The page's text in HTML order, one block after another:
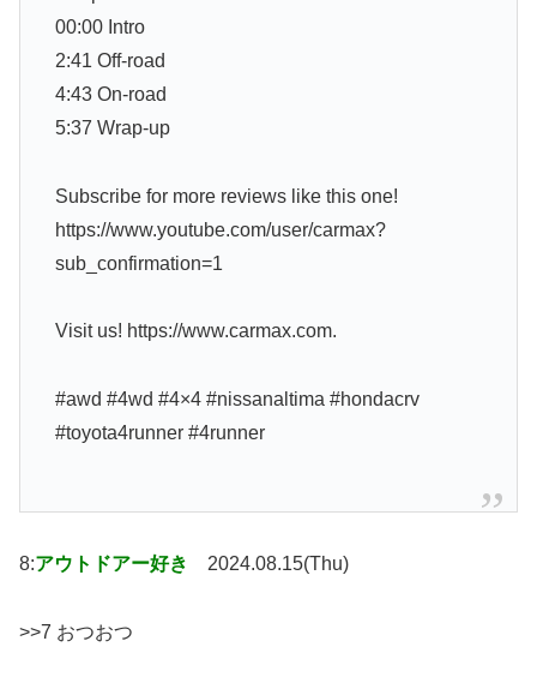
00:00 Intro
2:41 Off-road
4:43 On-road
5:37 Wrap-up
Subscribe for more reviews like this one!
https://www.youtube.com/user/carmax?
sub_confirmation=1
Visit us! https://www.carmax.com.
#awd #4wd #4×4 #nissanaltima #hondacrv
#toyota4runner #4runner
8:アウトドアー好き 2024.08.15(Thu)
>>7 おつおつ